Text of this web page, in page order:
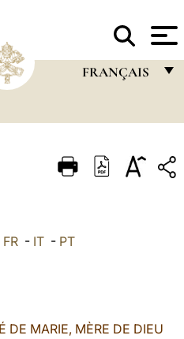
FRANÇAIS
ITALIANO
العربيّة
FR- IT- PT
DE MARIE, MÈRE DE DIEU